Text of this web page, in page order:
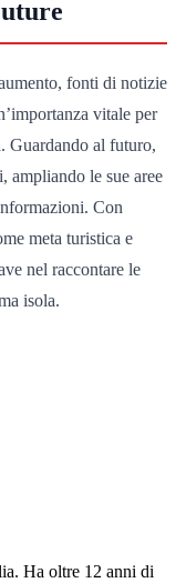
fonti di notizie
vitale per
Guardando al futuro,
ampliando le sue aree
Con
meta turistica e
nel raccontare le
isola.
Ha oltre 12 anni di